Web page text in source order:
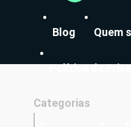
Blog Quem
Política de
Categorias